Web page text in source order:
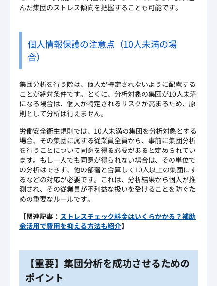
んだ集団のストレス傾向を把握することも可能です。
個人情報保護の注意点（10人未満の場
合）
集団分析を行う際は、個人が特定されないように配慮する
ことが絶対条件です。とくに、分析対象の集団が10人未満
になる場合は、個人が特定されるリスクが高まるため、原
則として分析は行えません。
労働安全衛生規則では、10人未満の集団を分析対象とする
場合、その集団に属する従業員全員から、事前に集団分析
を行うことについて同意を得る必要があると定められてい
ます。もし一人でも同意が得られない場合は、その単位で
の分析はできず、他の部署と合算して10人以上の集団にす
るなどの対応が必要です。これは、分析結果から個人が推
測され、その従業員が不利益な扱いを受けることを防ぐた
めの重要なルールです。
【関連記事： ストレスチェック料金はいくらかかる？補助
金活用で費用を抑える方法も紹介】
【重要】集団分析を成功させるための
ポイント